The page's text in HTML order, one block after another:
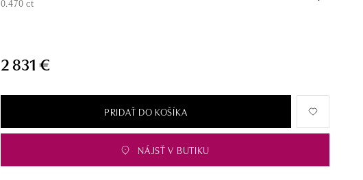
0.470 ct
2 831 €
PRIDAŤ DO KOŠÍKA
NÁJSŤ V BUTIKU